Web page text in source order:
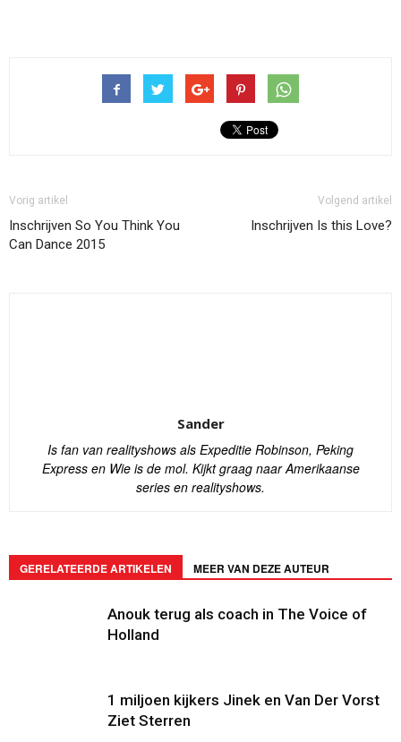
Vorig artikel
Inschrijven So You Think You
Can Dance 2015
Volgend artikel
Inschrijven Is this Love?
Sander
Is fan van realityshows als Expeditie Robinson, Peking
Express en Wie is de mol. Kijkt graag naar Amerikaanse
series en realityshows.
GERELATEERDE ARTIKELEN MEER VAN DEZE AUTEUR
Anouk terug als coach in The Voice of
Holland
1 miljoen kijkers Jinek en Van Der Vorst
Ziet Sterren